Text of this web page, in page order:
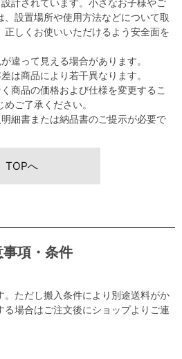
設置場所や使用方法などについて取
しくお使いいただけるよう安全面を
違って見える場合があります。
は商品により若干異なります。
商品の価格および仕様を変更するこ
ご了承ください。
細書または納品書のご提示が必要で
TOPへ
項・条件
。ただし搬入条件により別途送料がか
場合はご注文後にショップよりご連